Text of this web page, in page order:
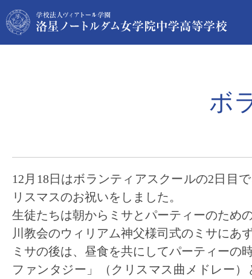
ボ
12月18日はボランティアスクールの2日目
リスマスのお祝いをしました。
生徒たちは朝からミサとパーティーのため
川教会のウィリアム神父様司式のミサにあ
ミサの後は、昼食を共にしてパーティーの
ファンタジー」（クリスマス曲メドレー